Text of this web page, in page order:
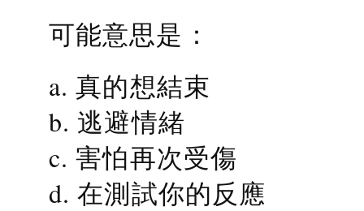
可能意思是：
a. 真的想結束
b. 逃避情緒
c. 害怕再次受傷
d. 在測試你的反應